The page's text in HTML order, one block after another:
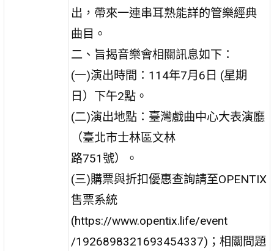
出，帶來一連串耳熟能詳的管樂經典
曲目。
二、旨揭音樂會相關訊息如下：
(一)演出時間：114年7月6日 (星期
日）下午2點。
(二)演出地點：臺灣戲曲中心大表演廳
（臺北市士林區文林
路751號）。
(三)購票與折扣優惠查詢請至OPENTIX
售票系統
(https://www.opentix.life/event
/1926898321693454337)；相關問題